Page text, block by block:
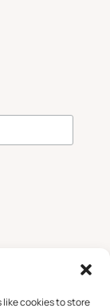
like cookies to store